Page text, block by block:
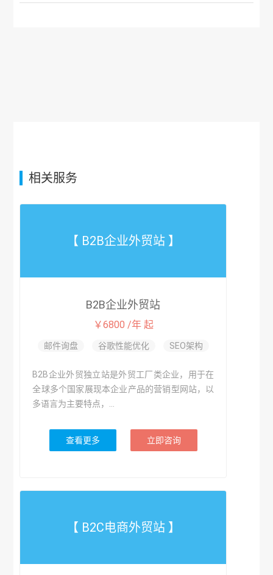
相关服务
【 B2B企业外贸站 】
B2B企业外贸站
￥6800 /年 起
邮件询盘 谷歌性能优化 SEO架构
B2B企业外贸独立站是外贸工厂类企业，用于在
全球多个国家展现本企业产品的营销型网站，以
多语言为主要特点，...
查看更多 立即咨询
【 B2C电商外贸站 】